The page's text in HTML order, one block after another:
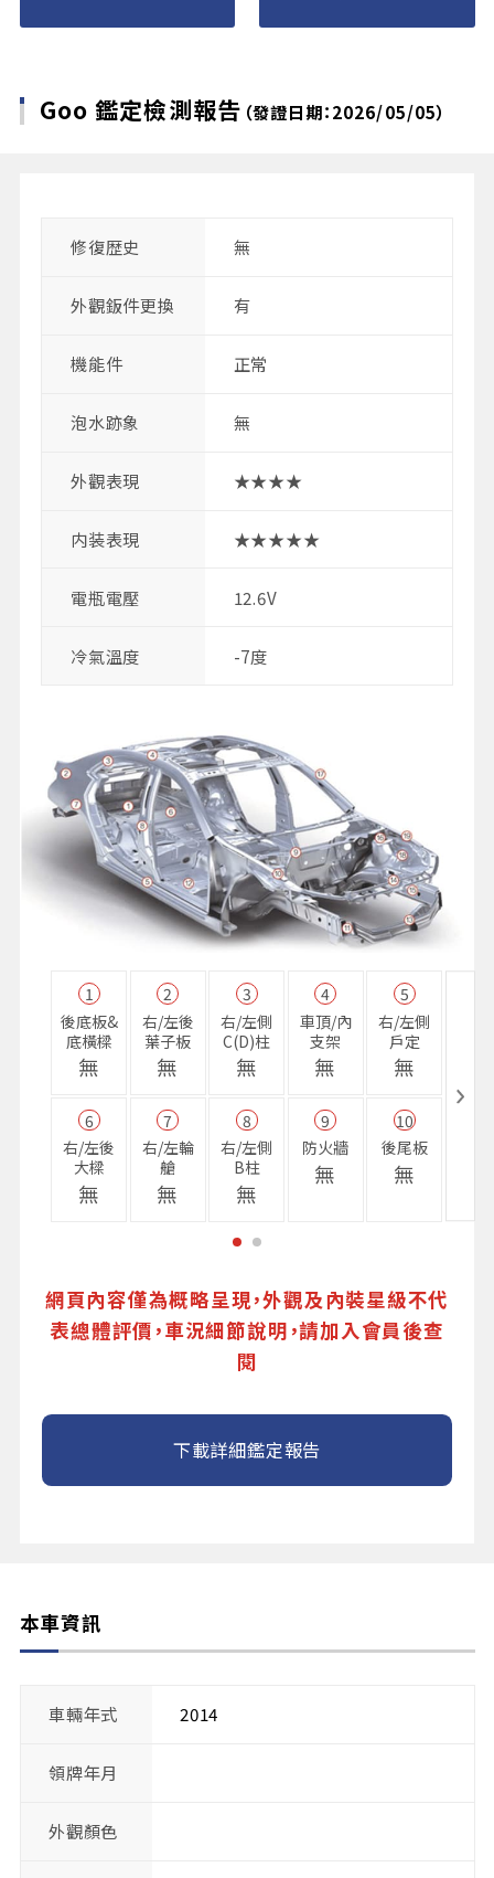
Goo 鑑定檢測報告 （發證日期：2026/05/05）
修復歴史 無
外觀鈑件更換 有
機能件 正常
泡水跡象 無
外觀表現 ★★★★
内装表現 ★★★★★
電瓶電壓 12.6V
冷氣溫度 -7度
1
後底板&
底橫樑
無
2
右/左後
葉子板
無
3
右/左側
C(D)柱
無
4
車頂/內
支架
無
5
右/左側
戶定
無
6
右/左後
大樑
無
7
右/左輪
艙
無
8
右/左側
B柱
無
9
防火牆
無
10
後尾板
無
網頁內容僅為概略呈現，外觀及內裝星級不代
表總體評價，車況細節說明，請加入會員後查
閱
下載詳細鑑定報告
本車資訊
車輛年式 2014
領牌年月
外觀顏色